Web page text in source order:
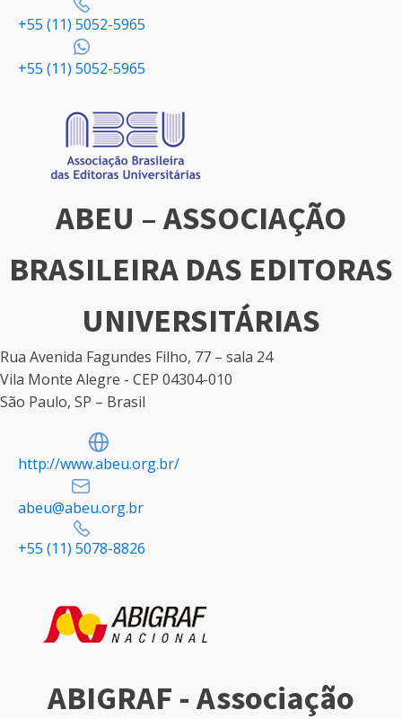
+55 (11) 5052-5965
+55 (11) 5052-5965
ABEU – ASSOCIAÇÃO
BRASILEIRA DAS EDITORAS
UNIVERSITÁRIAS
Rua Avenida Fagundes Filho, 77 – sala 24
Vila Monte Alegre - CEP 04304-010
São Paulo, SP – Brasil
http://www.abeu.org.br/
abeu@abeu.org.br
+55 (11) 5078-8826
ABIGRAF - Associação